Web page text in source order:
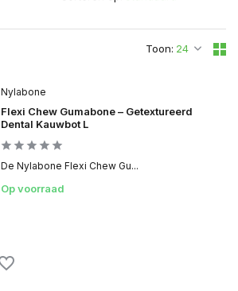
Toon:
Nylabone
Flexi Chew Gumabone – Getextureerd
Dental Kauwbot L
De Nylabone Flexi Chew Gu...
Op voorraad